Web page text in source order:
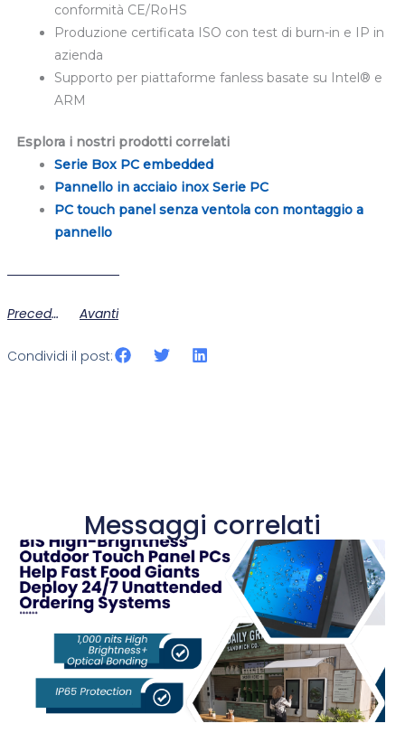
conformità CE/RoHS
Produzione certificata ISO con test di burn-in e IP in
azienda
Supporto per piattaforme fanless basate su Intel® e
ARM
Esplora i nostri prodotti correlati
Serie Box PC embedded
Pannello in acciaio inox Serie PC
PC touch panel senza ventola con montaggio a
pannello
Precedente Avanti
Condividi il post:
Messaggi correlati